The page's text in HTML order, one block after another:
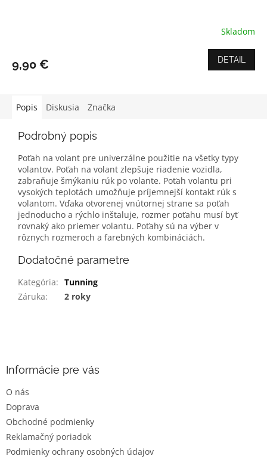
je
hviezdičiek.
Skladom
9,90 € DETAIL
Popis Diskusia Značka
Podrobný popis
Poťah na volant pre univerzálne použitie na všetky typy
volantov. Poťah na volant zlepšuje riadenie vozidla,
zabraňuje šmýkaniu rúk po volante. Poťah volantu pri
vysokých teplotách umožňuje príjemnejší kontakt rúk s
volantom. Vďaka otvorenej vnútornej strane sa poťah
jednoducho a rýchlo inštaluje, rozmer poťahu musí byť
rovnaký ako priemer volantu. Poťahy sú na výber v
rôznych rozmeroch a farebných kombináciách.
Dodatočné parametre
Kategória: Tunning
Záruka: 2 roky
Informácie pre vás
O nás
Doprava
Obchodné podmienky
Reklamačný poriadok
Podmienky ochrany osobných údajov